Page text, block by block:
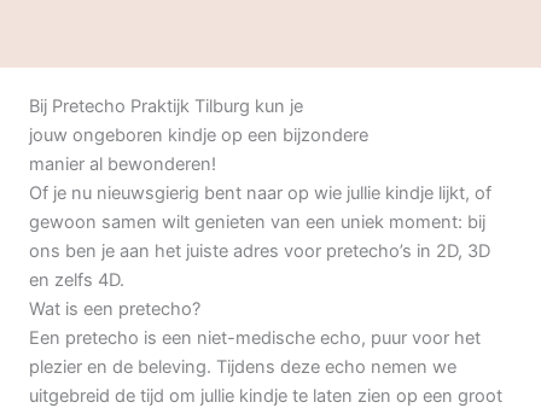
Bij Pretecho Praktijk Tilburg kun je
jouw ongeboren kindje op een bijzondere
manier al bewonderen!
Of je nu nieuwsgierig bent naar op wie jullie kindje lijkt, of
gewoon samen wilt genieten van een uniek moment: bij
ons ben je aan het juiste adres voor pretecho’s in 2D, 3D
en zelfs 4D.
Wat is een pretecho?
Een pretecho is een niet-medische echo, puur voor het
plezier en de beleving. Tijdens deze echo nemen we
uitgebreid de tijd om jullie kindje te laten zien op een groot